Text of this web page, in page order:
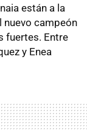
están a la
nuevo campeón
fuertes. Entre
y Enea